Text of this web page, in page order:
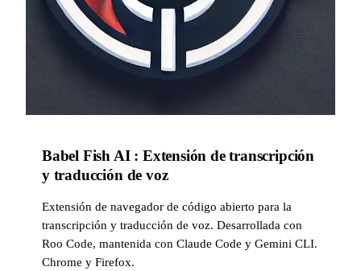
Babel Fish AI : Extensión de transcripción
y traducción de voz
Extensión de navegador de código abierto para la
transcripción y traducción de voz. Desarrollada con
Roo Code, mantenida con Claude Code y Gemini CLI.
Chrome y Firefox.